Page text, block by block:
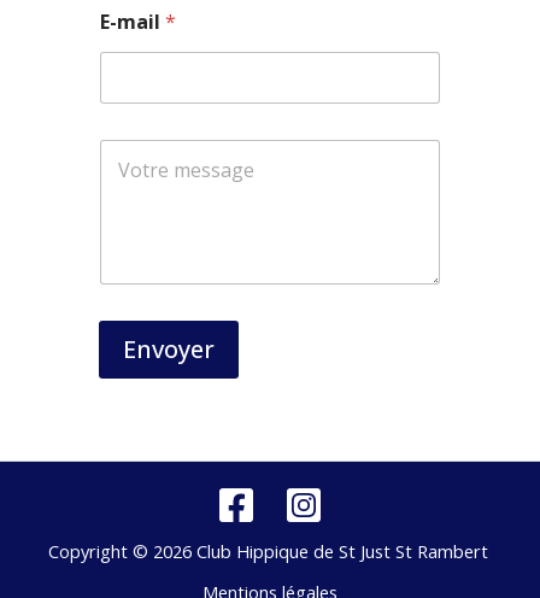
E-mail*
Envoyer
Copyright © 2026 Club Hippique de St Just St Rambert
Mentions légales